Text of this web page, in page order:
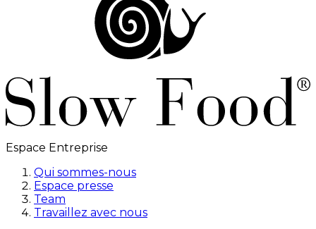
Espace Entreprise
Qui sommes-nous
Espace presse
Team
Travaillez avec nous